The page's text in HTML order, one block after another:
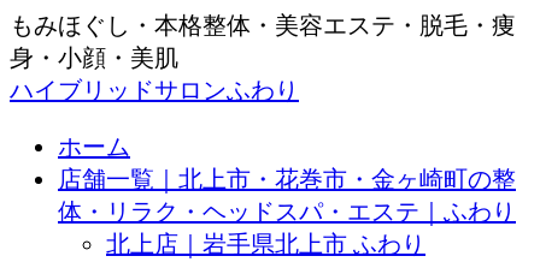
もみほぐし・本格整体・美容エステ・脱毛・痩
身・小顔・美肌
ハイブリッドサロンふわり
ホーム
店舗一覧｜北上市・花巻市・金ヶ崎町の整
体・リラク・ヘッドスパ・エステ｜ふわり
北上店｜岩手県北上市 ふわり